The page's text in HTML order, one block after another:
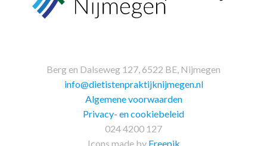
Berg en Dalseweg 127, 6522 BE, Nijmegen
info@dietistenpraktijknijmegen.nl
Algemene voorwaarden
Privacy- en cookiebeleid
024 4200 127
Icons made by Freepik